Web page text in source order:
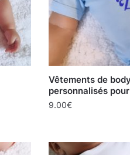
Vêtements de
personnalisés
9.00€